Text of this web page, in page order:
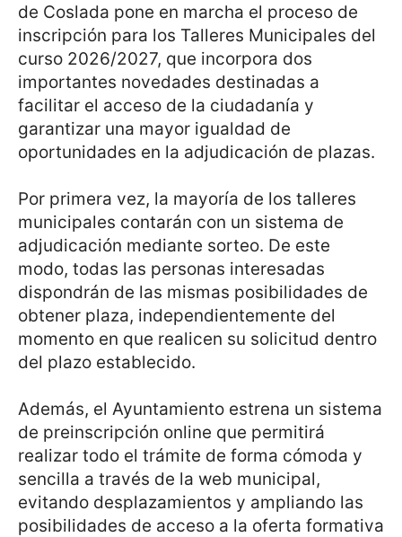
de Coslada pone en marcha el proceso de
inscripción para los Talleres Municipales del
curso 2026/2027, que incorpora dos
importantes novedades destinadas a
facilitar el acceso de la ciudadanía y
garantizar una mayor igualdad de
oportunidades en la adjudicación de plazas.
Por primera vez, la mayoría de los talleres
municipales contarán con un sistema de
adjudicación mediante sorteo. De este
modo, todas las personas interesadas
dispondrán de las mismas posibilidades de
obtener plaza, independientemente del
momento en que realicen su solicitud dentro
del plazo establecido.
Además, el Ayuntamiento estrena un sistema
de preinscripción online que permitirá
realizar todo el trámite de forma cómoda y
sencilla a través de la web municipal,
evitando desplazamientos y ampliando las
posibilidades de acceso a la oferta formativa